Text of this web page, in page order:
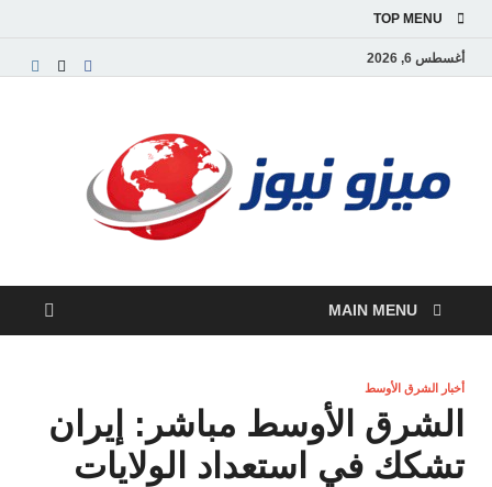
TOP MENU
أغسطس 6, 2026
MAIN MENU
أخبار الشرق الأوسط
الشرق الأوسط مباشر: إيران
تشكك في استعداد الولايات